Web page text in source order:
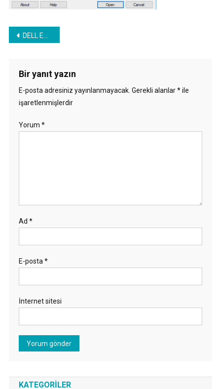
Yazı
DELL EMC Vplex VS6.2 Management Server Reboot
Bir yanıt yazın
E-posta adresiniz yayınlanmayacak. Gerekli alanlar*ile
işaretlenmişlerdir
Yorum *
Ad *
E-posta *
İnternet sitesi
KATEGORILER